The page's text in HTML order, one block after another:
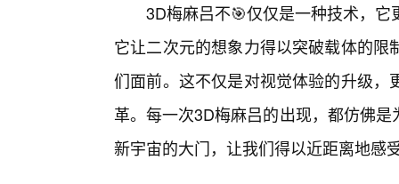
3D梅麻吕不🎯仅仅是一种技术，
它让二次元的想象力得以突破载体的
们面前。这不仅是对视觉体验的升级
革。每一次3D梅麻吕的出现，都仿佛
新宇宙的大门，让我们得以近距离地感